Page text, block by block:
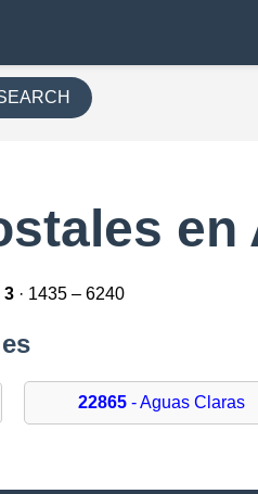
en
3 · 1435 – 6240
22865 - Aguas Claras